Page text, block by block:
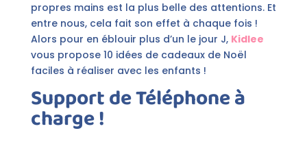
propres mains est la plus belle des attentions. Et
entre nous, cela fait son effet à chaque fois !
Alors pour en éblouir plus d’un le jour J, Kidlee
vous propose 10 idées de cadeaux de Noël
faciles à réaliser avec les enfants !
Support de Téléphone à
charge !